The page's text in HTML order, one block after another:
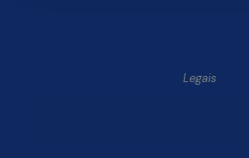
Legais